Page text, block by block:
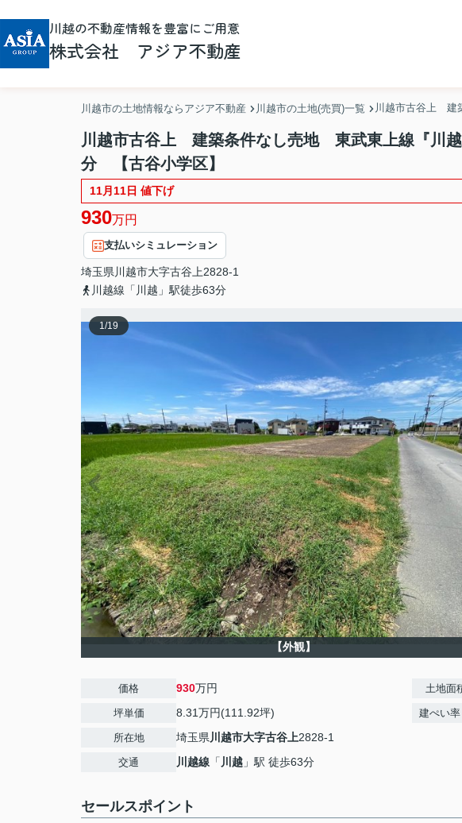
川越の不動産情報を豊富にご用意
株式会社 アジア不動産
川越市の土地情報ならアジア不動産 川越市の土地(売買)一覧 川越市古谷上 建
川越市古谷上 建築条件なし売地 東武東上線『川
分 【古谷小学区】
11月11日 値下げ
930万円
支払いシミュレーション
埼玉県 川越市大字古谷上2828-1
川越線「川越」駅徒歩63分
1/19
【外観】
価格 930万円
坪単価 8.31万円(111.92坪)
所在地 埼玉県川越市大字古谷上2828-1
交通 川越線 「 川越 」駅 徒歩63分
土地面
建ぺい
セールスポイント